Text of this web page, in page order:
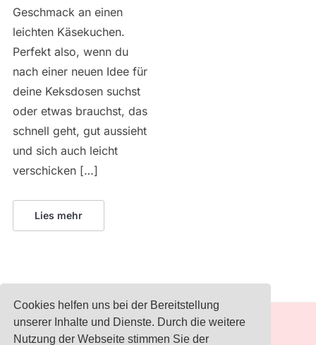
Cookies helfen uns bei der Bereitstellung
unserer Inhalte und Dienste. Durch die weitere
Nutzung der Webseite stimmen Sie der
Geschmack an einen
leichten Käsekuchen.
Perfekt also, wenn du
nach einer neuen Idee für
deine Keksdosen suchst
oder etwas brauchst, das
schnell geht, gut aussieht
und sich auch leicht
verschicken […]
Lies mehr
IMPRESSUM